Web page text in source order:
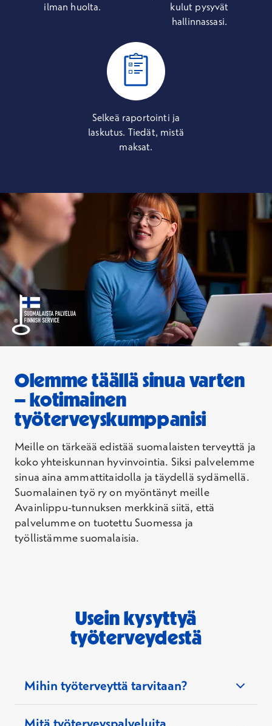
ilman huolta.
kulut pysyvät
hallinnassasi.
Selkeä raportointi ja
laskutus. Tiedät, mistä
maksat.
Olemme täällä sinua varten
– kotimainen
työterveyskumppanisi
Meille on tärkeää edistää suomalaisten terveyttä ja
koko yhteiskunnan hyvinvointia. Siksi palvelemme
sinua aina ammattitaidolla ja täydellä sydämellä.
Suomalainen työ ry on myöntänyt meille
Avainlippu-tunnuksen merkkinä siitä, että
palvelumme on tuotettu Suomessa ja
työllistämme suomalaisia.
Usein kysyttyä
työterveydestä
Mihin työterveyttä tarvitaan?